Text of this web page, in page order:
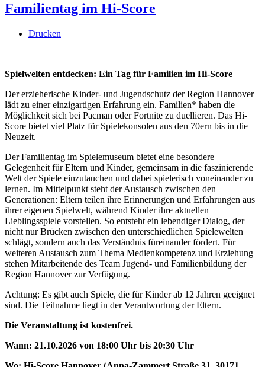
Familientag im Hi-Score
Drucken
Spielwelten entdecken: Ein Tag für Familien im Hi-Score
Der erzieherische Kinder- und Jugendschutz der Region Hannover
lädt zu einer einzigartigen Erfahrung ein. Familien* haben die
Möglichkeit sich bei Pacman oder Fortnite zu duellieren. Das Hi-
Score bietet viel Platz für Spielekonsolen aus den 70ern bis in die
Neuzeit.
Der Familientag im Spielemuseum bietet eine besondere
Gelegenheit für Eltern und Kinder, gemeinsam in die faszinierende
Welt der Spiele einzutauchen und dabei spielerisch voneinander zu
lernen. Im Mittelpunkt steht der Austausch zwischen den
Generationen: Eltern teilen ihre Erinnerungen und Erfahrungen aus
ihrer eigenen Spielwelt, während Kinder ihre aktuellen
Lieblingsspiele vorstellen. So entsteht ein lebendiger Dialog, der
nicht nur Brücken zwischen den unterschiedlichen Spielewelten
schlägt, sondern auch das Verständnis füreinander fördert. Für
weiteren Austausch zum Thema Medienkompetenz und Erziehung
stehen Mitarbeitende des Team Jugend- und Familienbildung der
Region Hannover zur Verfügung.
Achtung: Es gibt auch Spiele, die für Kinder ab 12 Jahren geeignet
sind. Die Teilnahme liegt in der Verantwortung der Eltern.
Die Veranstaltung ist kostenfrei.
Wann: 21.10.2026 von 18:00 Uhr bis 20:30 Uhr